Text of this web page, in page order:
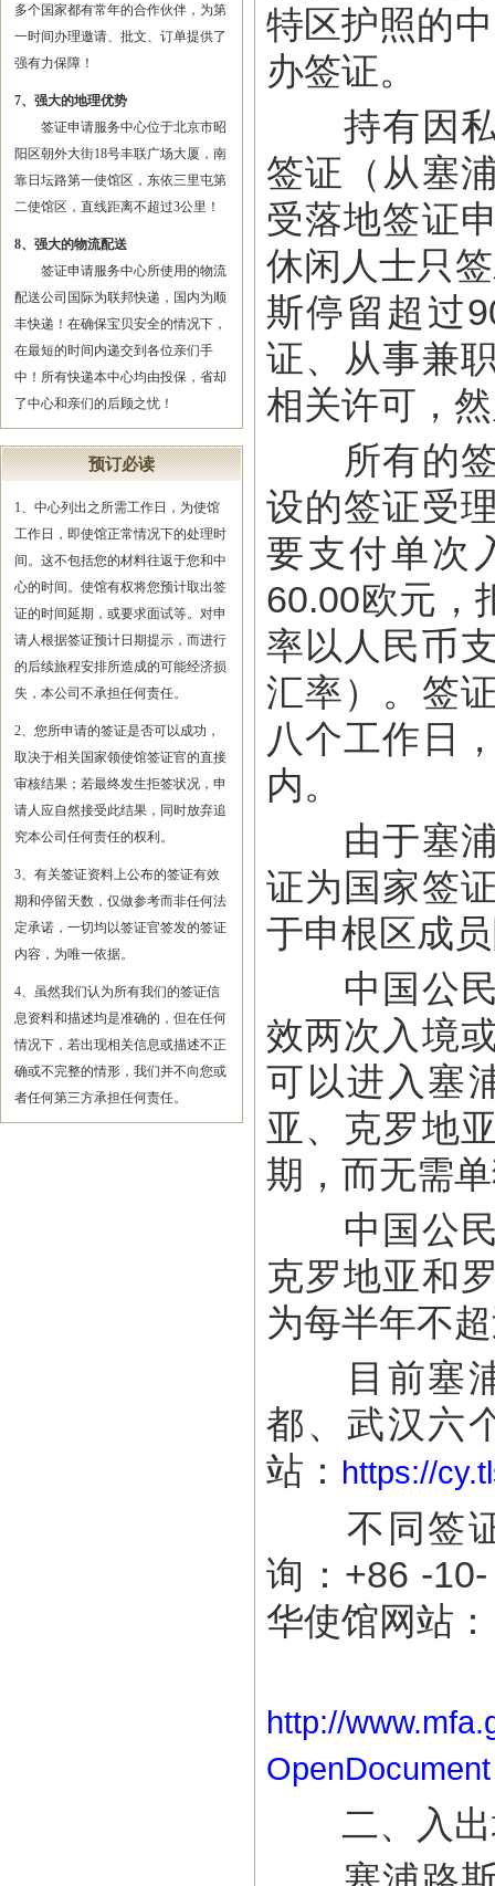
多个国家都有常年的合作伙伴，为第
一时间办理邀请、批文、订单提供了
强有力保障！
7、强大的地理优势
签证申请服务中心位于北京市昭
阳区朝外大街18号丰联广场大厦，南
靠日坛路第一使馆区，东依三里屯第
二使馆区，直线距离不超过3公里！
8、强大的物流配送
签证申请服务中心所使用的物流
配送公司国际为联邦快递，国内为顺
丰快递！在确保宝贝安全的情况下，
在最短的时间内递交到各位亲们手
中！所有快递本中心均由投保，省却
了中心和亲们的后顾之忧！
预订必读
1、中心列出之所需工作日，为使馆
工作日，即使馆正常情况下的处理时
间。这不包括您的材料往返于您和中
心的时间。使馆有权将您预计取出签
证的时间延期，或要求面试等。对申
请人根据签证预计日期提示，而进行
的后续旅程安排所造成的可能经济损
失，本公司不承担任何责任。
2、您所申请的签证是否可以成功，
取决于相关国家领使馆签证官的直接
审核结果；若最终发生拒签状况，申
请人应自然接受此结果，同时放弃追
究本公司任何责任的权利。
3、有关签证资料上公布的签证有效
期和停留天数，仅做参考而非任何法
定承诺，一切均以签证官签发的签证
内容，为唯一依据。
4、虽然我们认为所有我们的签证信
息资料和描述均是准确的，但在任何
情况下，若出现相关信息或描述不正
确或不完整的情形，我们并不向您或
者任何第三方承担任何责任。
特区护照的
办签证。
持有因私
签证（从塞
受落地签证
休闲人士只
斯停留超过
证、从事兼
相关许可，
所有的签
设的签证受
要支付单次
60.00欧元，
率以人民币
汇率）。签
八个工作日
内。
由于塞浦
证为国家签
于申根区成
中国公民
效两次入境
可以进入塞
亚、克罗地
期，而无需
中国公民
克罗地亚和
为每半年不
目前塞浦
都、武汉六
站： https://
不同签证
询：+86 -
华使馆网站：
http://
OpenDocument
二、入出